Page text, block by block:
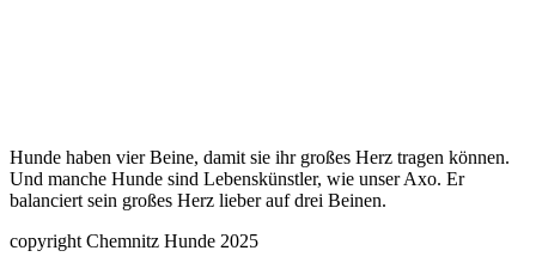
Hunde haben vier Beine, damit sie ihr großes Herz tragen können.
Und manche Hunde sind Lebenskünstler, wie unser Axo. Er
balanciert sein großes Herz lieber auf drei Beinen.
copyright Chemnitz Hunde 2025